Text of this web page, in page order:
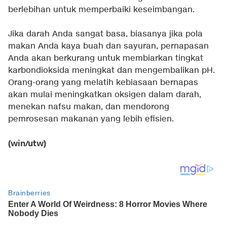
berlebihan untuk memperbaiki keseimbangan.
Jika darah Anda sangat basa, biasanya jika pola
makan Anda kaya buah dan sayuran, pernapasan
Anda akan berkurang untuk membiarkan tingkat
karbondioksida meningkat dan mengembalikan pH.
Orang-orang yang melatih kebiasaan bernapas
akan mulai meningkatkan oksigen dalam darah,
menekan nafsu makan, dan mendorong
pemrosesan makanan yang lebih efisien.
(win/utw)